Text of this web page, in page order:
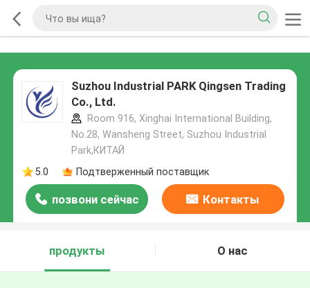
Suzhou Industrial PARK Qingsen Trading
Co., Ltd.
Room 916, Xinghai International Building,
No.28, Wansheng Street, Suzhou Industrial
Park,КИТАЙ
5.0
Подтверженный поставщик
позвони сейчас Контакты
продукты О нас